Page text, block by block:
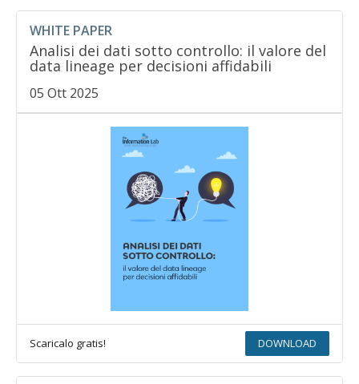
WHITE PAPER
Analisi dei dati sotto controllo: il valore del
data lineage per decisioni affidabili
05 Ott 2025
Scaricalo gratis! DOWNLOAD